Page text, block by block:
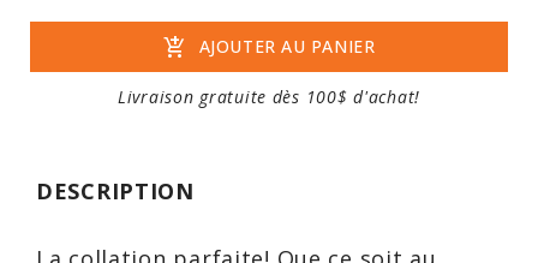
add_shopping_cart AJOUTER AU PANIER
Livraison gratuite dès 100$ d'achat!
DESCRIPTION